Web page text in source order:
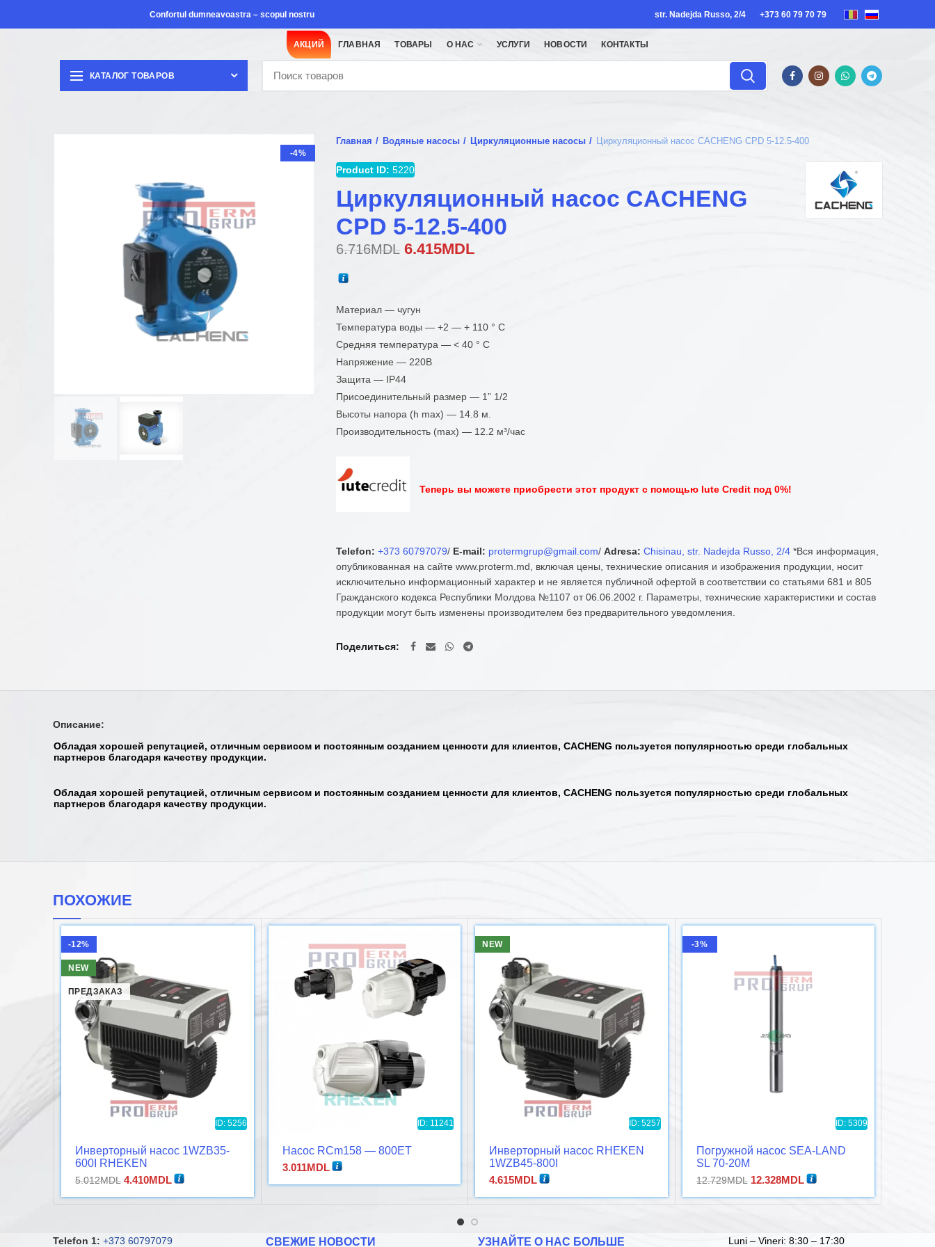
Confortul dumneavoastra – scopul nostru str. Nadejda Russo, 2/4 +373 60 79 70 79
АКЦИЙ ГЛАВНАЯ ТОВАРЫ О НАС УСЛУГИ НОВОСТИ КОНТАКТЫ
КАТАЛОГ ТОВАРОВ
-4%
Главная Водяные насосы Циркуляционные насосы Циркуляционный насос CACHENG CPD 5-12.5-400
Product ID: 5220
Циркуляционный насос CACHENG
CPD 5-12.5-400
6.716MDL Первоначальная
6.415MDLТекущая
Материал — чугун
Температура воды — +2 — + 110 ° C
Средняя температура — < 40 ° C
Напряжение — 220В
Защита — IP44
Присоединительный размер — 1” 1/2
Высоты напора (h max) — 14.8 м.
Производительность (max) — 12.2 м³/час
Теперь вы можете приобрести этот продукт с помощью Iute Credit под 0%!
Telefon: +373 60797079/ E-mail: protermgrup@gmail.com/Adresa: Chisinau, str. Nadejda Russo, 2/4 *Вся информация,
опубликованная на сайте www.proterm.md, включая цены, технические описания и изображения продукции, носит
исключительно информационный характер и не является публичной офертой в соответствии со статьями 681 и 805
Гражданского кодекса Республики Молдова №1107 от 06.06.2002 г. Параметры, технические характеристики и состав
продукции могут быть изменены производителем без предварительного уведомления.
Поделиться
Описание:
Обладая хорошей репутацией, отличным сервисом и постоянным созданием ценности для клиентов, CACHENG пользуется популярностью среди глобальных
партнеров благодаря качеству продукции.
Обладая хорошей репутацией, отличным сервисом и постоянным созданием ценности для клиентов, CACHENG пользуется популярностью среди глобальных
партнеров благодаря качеству продукции.
ПОХОЖИЕ
ID: 5256
-12%
NEW
ПРЕДЗАКАЗ
Инверторный насос 1WZB35-
600I RHEKEN
самовсасывающий
5.012MDL Первоначальная
4.410MDLТекущая
ID: 11241
Насос RCm158 — 800ET
3.011MDL
ID: 5257
NEW
Инверторный насос RHEKEN
1WZB45-800I
самовсасывающий
4.615MDL
ID: 5309
-3%
Погружной насос SEA-LAND
SL 70-20M
12.729MDL Первоначальная
составляла
12.328MDL Текущая
12.328MDL.
Telefon 1: +373 60797079 СВЕЖИЕ НОВОСТИ УЗНАЙТЕ О НАС БОЛЬШЕ Luni – Vineri: 8:30 – 17:30